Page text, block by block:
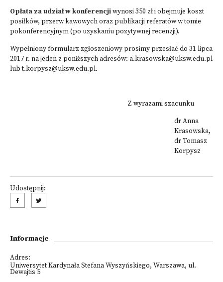
Opłata za udział w konferencjiwynosi 350 zł i obejmuje koszt
posiłków, przerw kawowych oraz publikacji referatów w tomie
pokonferencyjnym (po uzyskaniu pozytywnej recenzji).
Wypełniony formularz zgłoszeniowy prosimy przesłać do 31 lipca
2017 r. na jeden z poniższych adresów: a.krasowska@uksw.edu.pl
lubt.korpysz@uksw.edu.pl.
Z wyrazami szacunku
dr Anna
Krasowska,
dr Tomasz
Korpysz
Udostępnij:
Informacje
Adres:
Uniwersytet Kardynała Stefana Wyszyńskiego, Warszawa, ul.
Dewajtis 5